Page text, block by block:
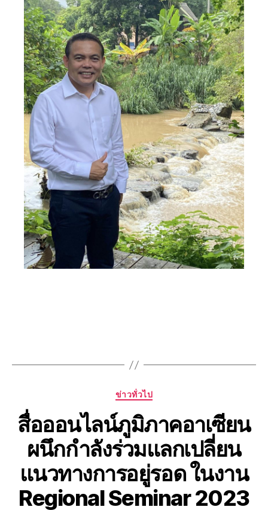
ข่าวทั่วไป
สื่อออนไลน์ภูมิภาคอาเซียน
ผนึกกำลังร่วมแลกเปลี่ยน
แนวทางการอยู่รอด ในงาน
Regional Seminar 2023